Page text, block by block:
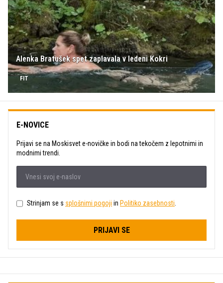
Alenka Bratušek spet zaplavala v ledeni Kokri
FIT
E-NOVICE
Prijavi se na Moskisvet e-novičke in bodi na tekočem z lepotnimi in
modnimi trendi.
Strinjam se s splošnimi pogoji in Politiko zasebnosti.
PRIJAVI SE